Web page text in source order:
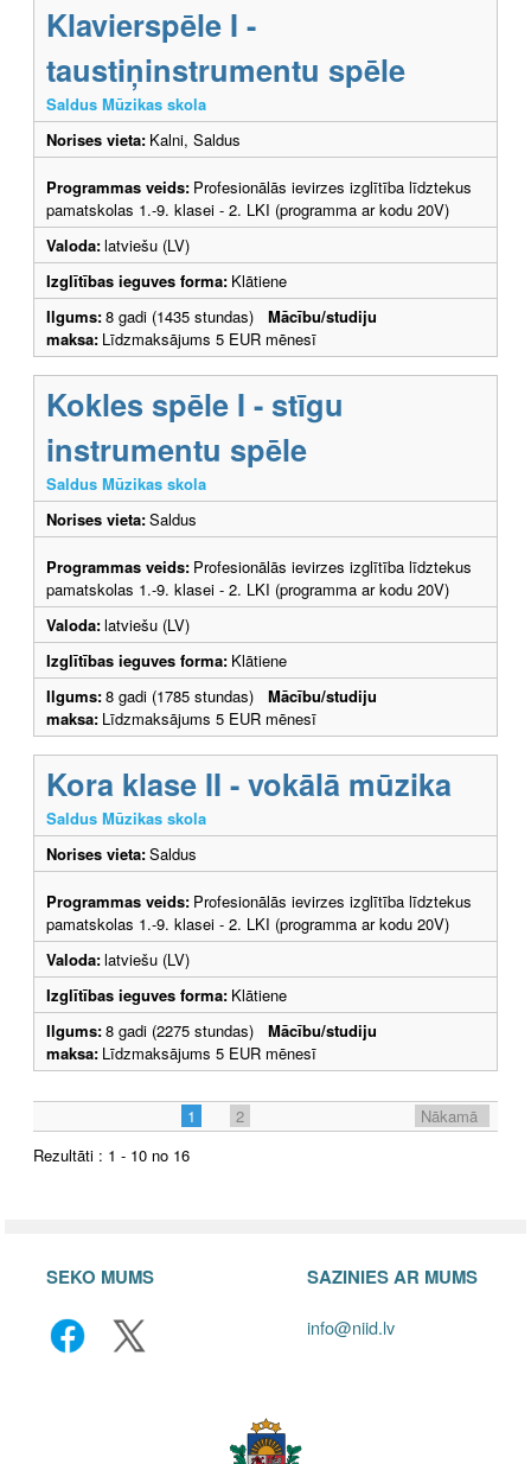
Klavierspēle I -
taustiņinstrumentu spēle
Saldus Mūzikas skola
Norises vieta: Kalni, Saldus
Programmas veids: Profesionālās ievirzes izglītība līdztekus
pamatskolas 1.-9. klasei - 2. LKI (programma ar kodu 20V)
Valoda:latviešu (LV)
Izglītības ieguves forma: Klātiene
Ilgums:8 gadi (1435 stundas) Mācību/studiju
maksa: Līdzmaksājums 5 EUR mēnesī
Kokles spēle I - stīgu
instrumentu spēle
Saldus Mūzikas skola
Norises vieta:Saldus
Programmas veids: Profesionālās ievirzes izglītība līdztekus
pamatskolas 1.-9. klasei - 2. LKI (programma ar kodu 20V)
Valoda:latviešu (LV)
Izglītības ieguves forma: Klātiene
Ilgums:8 gadi (1785 stundas) Mācību/studiju
maksa: Līdzmaksājums 5 EUR mēnesī
Kora klase II - vokālā mūzika
Saldus Mūzikas skola
Norises vieta:Saldus
Programmas veids: Profesionālās ievirzes izglītība līdztekus
pamatskolas 1.-9. klasei - 2. LKI (programma ar kodu 20V)
Valoda:latviešu (LV)
Izglītības ieguves forma: Klātiene
Ilgums:8 gadi (2275 stundas) Mācību/studiju
maksa: Līdzmaksājums 5 EUR mēnesī
1 2
Nākamā
Rezultāti : 1 - 10 no 16
SEKO MUMS SAZINIES AR MUMS
info@niid.lv